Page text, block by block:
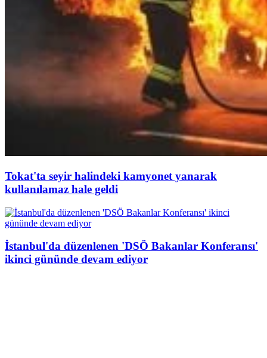
Tokat'ta seyir halindeki kamyonet yanarak
kullanılamaz hale geldi
İstanbul'da düzenlenen 'DSÖ Bakanlar Konferansı'
ikinci gününde devam ediyor